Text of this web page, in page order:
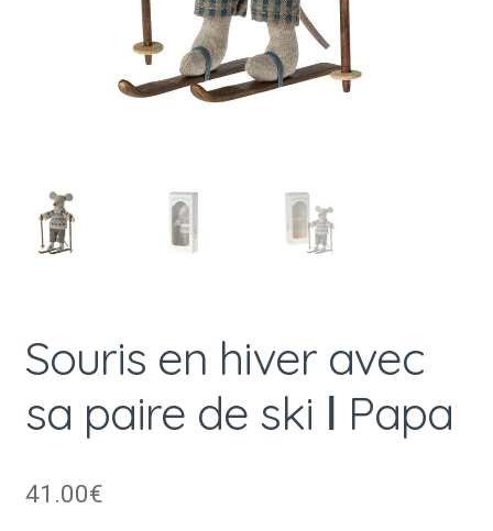
Souris en hiver avec
sa paire de ski Ⅰ Papa
41.00€